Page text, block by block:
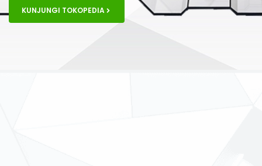
KUNJUNGI TOKOPEDIA